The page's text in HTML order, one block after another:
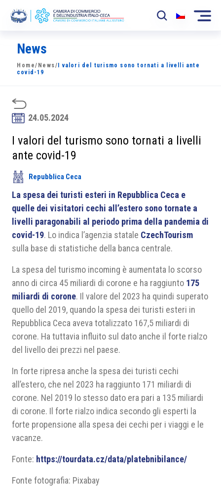
La Camera
News
Sviluppo Mercato
Soci
Partner
Progetti
Area riservata
News
Home/ News/ I valori del turismo sono tornati a livelli ante
covid-19
24.05.2024
I valori del turismo sono tornati a livelli
ante covid-19
Repubblica Ceca
La spesa dei turisti esteri in Repubblica Ceca e
quelle dei visitatori cechi all’estero sono tornate a
livelli paragonabili al periodo prima della pandemia di
covid-19. Lo indica l’agenzia statale CzechTourism
sulla base di statistiche della banca centrale.
La spesa del turismo incoming è aumentata lo scorso
anno di circa 45 miliardi di corone e ha raggiunto 175
miliardi di corone. Il valore del 2023 ha quindi superato
quello del 2019, quando la spesa dei turisti esteri in
Repubblica Ceca aveva totalizzato 167,5 miliardi di
corone. Ha tuttavia influito sul dato anche il forte rialzo
del livello dei prezzi nel paese.
In forte ripresa anche la spesa dei turisti cechi
all’estero, che nel 2023 ha raggiunto 171 miliardi di
corone. Nel 2019 lo stesso dato era pari a 135 miliardi
di corone. Il forte rialzo indica secondo gli esperti la
forte propensione alla spesa dei cechi per i viaggi e le
vacanze.
Fonte: https://tourdata.cz/data/platebnibilance/
Fonte fotografia: Pixabay